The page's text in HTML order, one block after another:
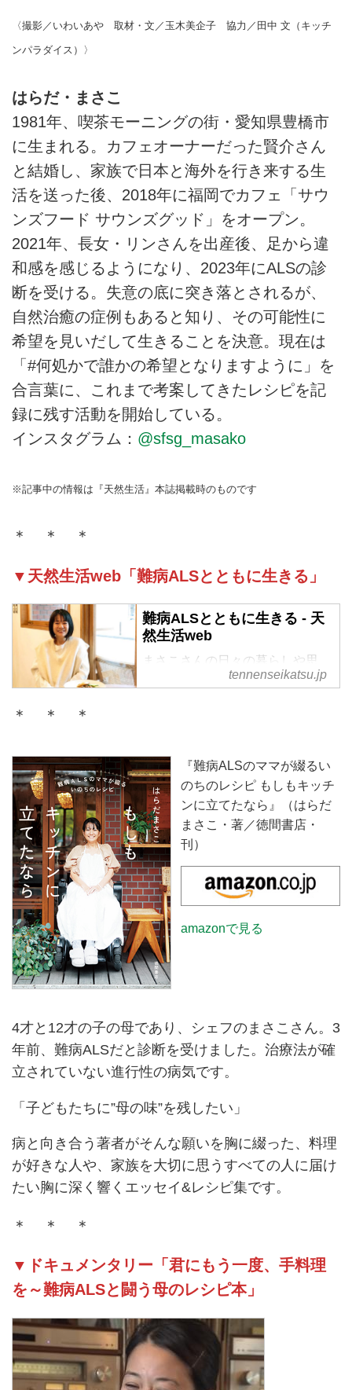
ています。本記事では、ALSの発
サウンズグッド」の店主、まさこ
族や友人たちとのつながり、そし
て前を向く原動力についてお話を
伺いました。（『天然生活』
2025年6月号掲載）
〈撮影／いわいあや 取材・文／玉木美企子 協力／田中 文（キッチ
ンパラダイス）〉
はらだ・まさこ
1981年、喫茶モーニングの街・愛知県豊橋市
に生まれる。カフェオーナーだった賢介さん
と結婚し、家族で日本と海外を行き来する生
活を送った後、2018年に福岡でカフェ「サウ
ンズフード サウンズグッド」をオープン。
2021年、長女・リンさんを出産後、足から違
和感を感じるようになり、2023年にALSの診
断を受ける。失意の底に突き落とされるが、
自然治癒の症例もあると知り、その可能性に
希望を見いだして生きることを決意。現在は
「#何処かで誰かの希望となりますように」を
合言葉に、これまで考案してきたレシピを記
録に残す活動を開始している。
インスタグラム： @sfsg_masako
※記事中の情報は『天然生活』本誌掲載時のものです
＊ ＊ ＊
▼天然生活web「難病ALSとともに生きる」
難病ALSとともに生きる - 天
然生活web
まさこさんの日々の暮らしや思
い、そして、“未来に届けたいレ
tennenseikatsu.jp
＊ ＊ ＊
『難病ALSのママが綴るい
のちのレシピ もしもキッチ
ンに立てたなら』（はらだ
まさこ・著／徳間書店・
刊）
amazonで見る
4才と12才の子の母であり、シェフのまさこさん。3
年前、難病ALSだと診断を受けました。治療法が確
立されていない進行性の病気です。
「子どもたちに”母の味”を残したい」
病と向き合う著者がそんな願いを胸に綴った、料理
が好きな人や、家族を大切に思うすべての人に届け
たい胸に深く響くエッセイ&レシピ集です。
＊ ＊ ＊
▼ドキュメンタリー「君にもう一度、手料理
を～難病ALSと闘う母のレシピ本」